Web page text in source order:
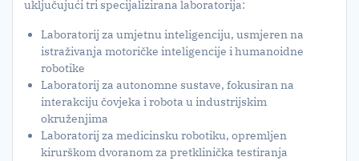
uključujući tri specijalizirana laboratorija:
Laboratorij za umjetnu inteligenciju, usmjeren na
istraživanja motoričke inteligencije i humanoidne
robotike
Laboratorij za autonomne sustave, fokusiran na
interakciju čovjeka i robota u industrijskim
okruženjima
Laboratorij za medicinsku robotiku, opremljen
kirurškom dvoranom za pretklinička testiranja